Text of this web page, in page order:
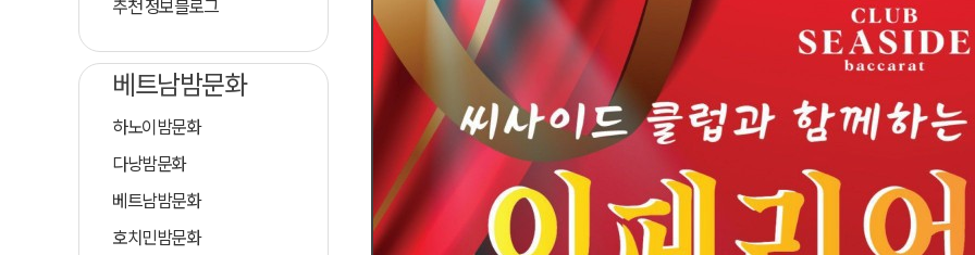
추천 정보블로그
베트남밤문화
하노이밤문화
다낭밤문화
베트남밤문화
호치민밤문화